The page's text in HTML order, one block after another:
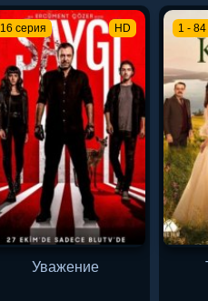
16 серия HD
Уважение
1 -